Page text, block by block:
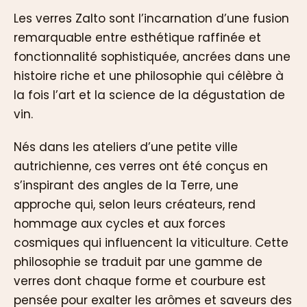
Les verres Zalto sont l’incarnation d’une fusion
remarquable entre esthétique raffinée et
fonctionnalité sophistiquée, ancrées dans une
histoire riche et une philosophie qui célèbre à
la fois l’art et la science de la dégustation de
vin.
Nés dans les ateliers d’une petite ville
autrichienne, ces verres ont été conçus en
s’inspirant des angles de la Terre, une
approche qui, selon leurs créateurs, rend
hommage aux cycles et aux forces
cosmiques qui influencent la viticulture. Cette
philosophie se traduit par une gamme de
verres dont chaque forme et courbure est
pensée pour exalter les arômes et saveurs des